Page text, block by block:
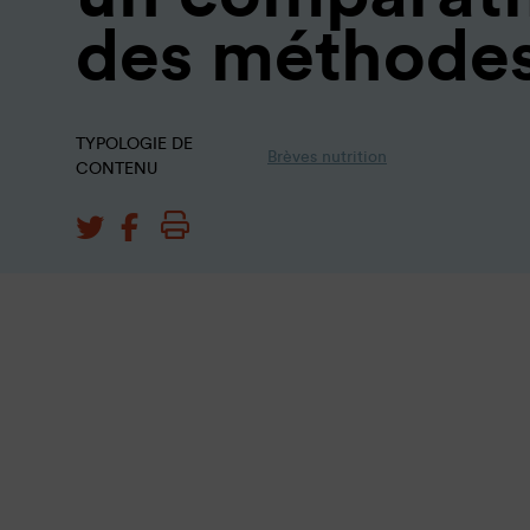
des
TYPOLOGIE DE
CONTENU
Brèves nutrition